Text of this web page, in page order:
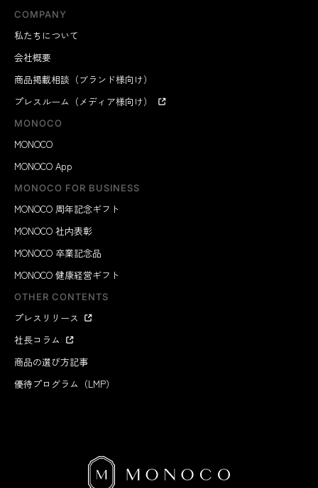
COMPANY
私たちについて
会社概要
商品掲載相談（ブランド様向け）
プレスルーム（メディア様向け）
MONOCO
MONOCO
MONOCO App
MONOCO FOR BUSINESS
MONOCO 周年記念ギフト
MONOCO 社内表彰
MONOCO 卒業記念品
MONOCO 健康経営ギフト
OTHER CONTENTS
プレスリリース
社長コラム
商品の選び方記事
優待プログラム（LMP）